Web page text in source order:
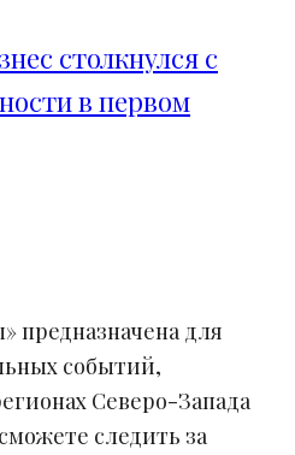
столкнулся с
в первом
предназначена для
событий,
Северо-Запада
следить за